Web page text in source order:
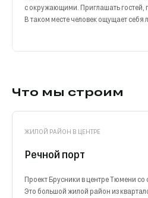
с окружающими. Приглашать гостей,
В таком месте человек ощущает себя
Что мы строим
ЖИЛОЙ РАЙОН В ЦЕНТРЕ
Речной порт
Проект Брусники в центре Тюмени со
Это большой жилой район из